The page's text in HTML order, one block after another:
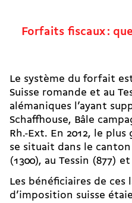
Forfaits fiscaux :
Le système du forfait
Suisse romande et au
alémaniques l’ayant
Schaffhouse, Bâle
Rh.-Ext. En 2012, le
se situait dans le canton
(1300), au Tessin (877)
Les bénéficiaires de ces
d’imposition suisse